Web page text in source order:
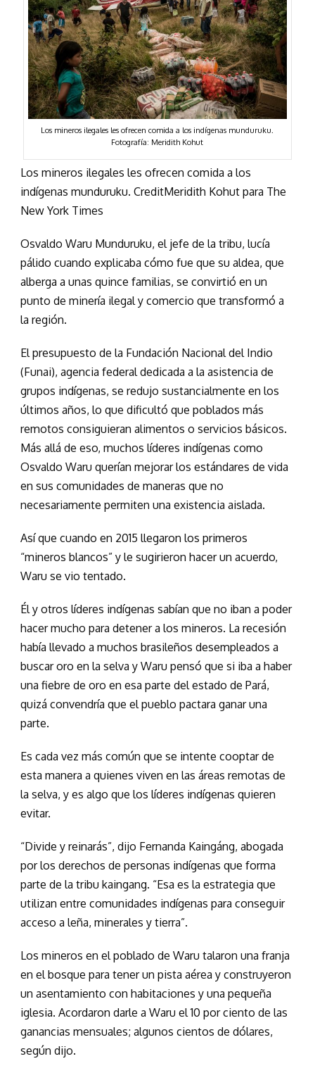
Los mineros ilegales les ofrecen comida a los indígenas munduruku.
Fotografía: Meridith Kohut
Los mineros ilegales les ofrecen comida a los
indígenas munduruku. CreditMeridith Kohut para The
New York Times
Osvaldo Waru Munduruku, el jefe de la tribu, lucía
pálido cuando explicaba cómo fue que su aldea, que
alberga a unas quince familias, se convirtió en un
punto de minería ilegal y comercio que transformó a
la región.
El presupuesto de la Fundación Nacional del Indio
(Funai), agencia federal dedicada a la asistencia de
grupos indígenas, se redujo sustancialmente en los
últimos años, lo que dificultó que poblados más
remotos consiguieran alimentos o servicios básicos.
Más allá de eso, muchos líderes indígenas como
Osvaldo Waru querían mejorar los estándares de vida
en sus comunidades de maneras que no
necesariamente permiten una existencia aislada.
Así que cuando en 2015 llegaron los primeros
“mineros blancos” y le sugirieron hacer un acuerdo,
Waru se vio tentado.
Él y otros líderes indígenas sabían que no iban a poder
hacer mucho para detener a los mineros. La recesión
había llevado a muchos brasileños desempleados a
buscar oro en la selva y Waru pensó que si iba a haber
una fiebre de oro en esa parte del estado de Pará,
quizá convendría que el pueblo pactara ganar una
parte.
Es cada vez más común que se intente cooptar de
esta manera a quienes viven en las áreas remotas de
la selva, y es algo que los líderes indígenas quieren
evitar.
“Divide y reinarás”, dijo Fernanda Kaingáng, abogada
por los derechos de personas indígenas que forma
parte de la tribu kaingang. “Esa es la estrategia que
utilizan entre comunidades indígenas para conseguir
acceso a leña, minerales y tierra”.
Los mineros en el poblado de Waru talaron una franja
en el bosque para tener un pista aérea y construyeron
un asentamiento con habitaciones y una pequeña
iglesia. Acordaron darle a Waru el 10 por ciento de las
ganancias mensuales; algunos cientos de dólares,
según dijo.